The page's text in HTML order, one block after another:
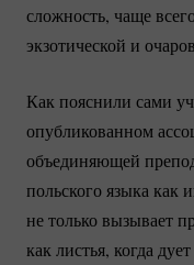
сложность, чаще
экзотической и
Как пояснили сами
опубликованном
объединяющей
польского языка как
не только вызывает
как листья, когда